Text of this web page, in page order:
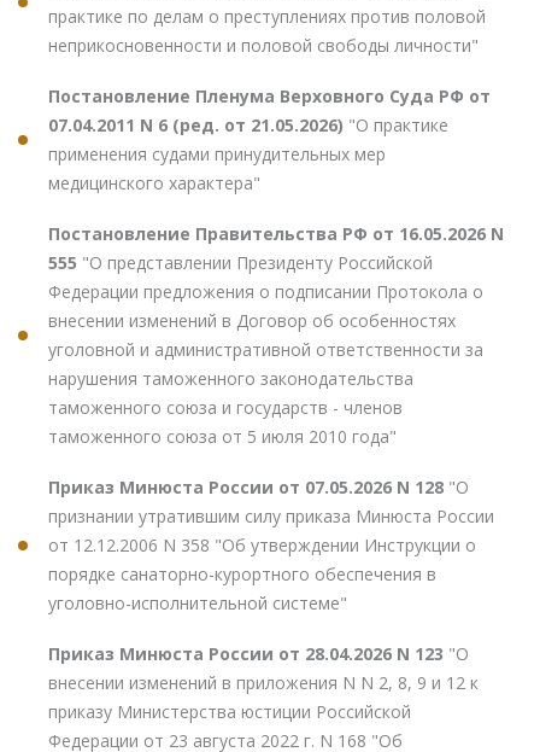
практике по делам о преступлениях против половой
неприкосновенности и половой свободы личности"
Постановление Пленума Верховного Суда РФ от
07.04.2011 N 6 (ред. от 21.05.2026) "О практике
применения судами принудительных мер
медицинского характера"
Постановление Правительства РФ от 16.05.2026 N
555 "О представлении Президенту Российской
Федерации предложения о подписании Протокола о
внесении изменений в Договор об особенностях
уголовной и административной ответственности за
нарушения таможенного законодательства
таможенного союза и государств - членов
таможенного союза от 5 июля 2010 года"
Приказ Минюста России от 07.05.2026 N 128 "О
признании утратившим силу приказа Минюста России
от 12.12.2006 N 358 "Об утверждении Инструкции о
порядке санаторно-курортного обеспечения в
уголовно-исполнительной системе"
Приказ Минюста России от 28.04.2026 N 123 "О
внесении изменений в приложения N N 2, 8, 9 и 12 к
приказу Министерства юстиции Российской
Федерации от 23 августа 2022 г. N 168 "Об